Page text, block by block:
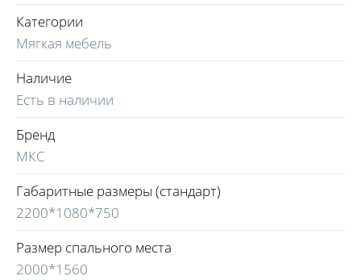
Категории
Мягкая мебель
Наличие
Есть в наличии
Бренд
МКС
Габаритные размеры (стандарт)
2200*1080*750
Размер спального места
2000*1560